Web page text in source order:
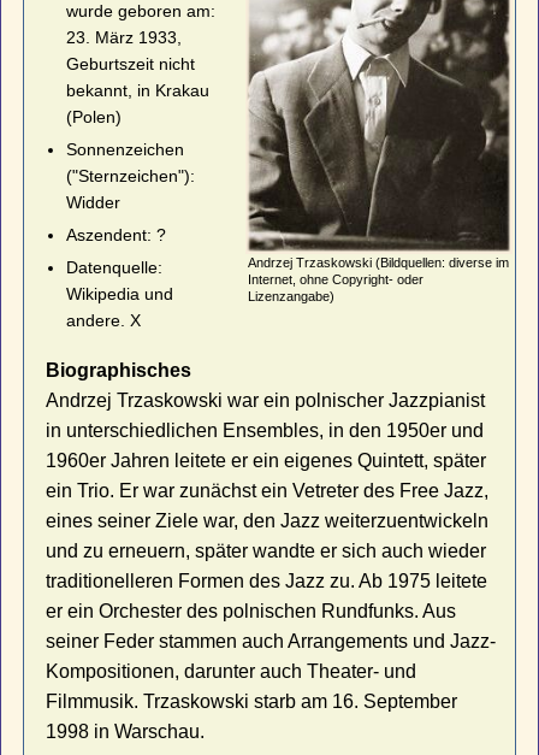
Andrzej Trzaskowski (Bildquellen: diverse im
Internet, ohne Copyright- oder
Lizenzangabe)
wurde geboren am:
23. März 1933,
Geburtszeit nicht
bekannt, in Krakau
(Polen)
Sonnenzeichen
("Sternzeichen"):
Widder
Aszendent: ?
Datenquelle:
Wikipedia und
andere. X
Biographisches
Andrzej Trzaskowski war ein polnischer Jazzpianist
in unterschiedlichen Ensembles, in den 1950er und
1960er Jahren leitete er ein eigenes Quintett, später
ein Trio. Er war zunächst ein Vetreter des Free Jazz,
eines seiner Ziele war, den Jazz weiterzuentwickeln
und zu erneuern, später wandte er sich auch wieder
traditionelleren Formen des Jazz zu. Ab 1975 leitete
er ein Orchester des polnischen Rundfunks. Aus
seiner Feder stammen auch Arrangements und Jazz-
Kompositionen, darunter auch Theater- und
Filmmusik. Trzaskowski starb am 16. September
1998 in Warschau.